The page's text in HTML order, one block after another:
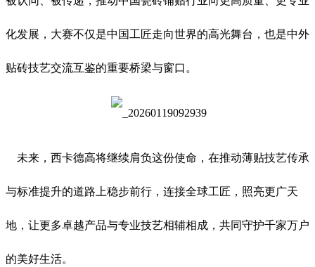
化发展，大赛不仅是中国工匠走向世界的高光舞台，也是中外
贴砖技艺交流互鉴的重要桥梁与窗口。
未来，西卡德高将继续肩负这份使命，在推动薄贴技艺传承
与标准提升的道路上稳步前行，连接全球工匠，照亮更广天
地，让更多卓越产品与专业技艺相辅相成，共同守护千家万户
的美好生活。